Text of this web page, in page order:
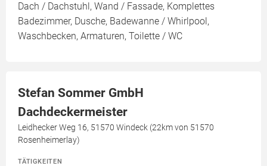
Dach / Dachstuhl, Wand / Fassade, Komplettes
Badezimmer, Dusche, Badewanne / Whirlpool,
Waschbecken, Armaturen, Toilette / WC
Stefan Sommer GmbH
Dachdeckermeister
Leidhecker Weg 16, 51570 Windeck (22km von 51570
Rosenheimerlay)
TÄTIGKEITEN